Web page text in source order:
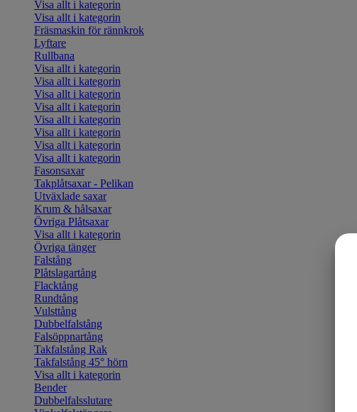
Visa allt i kategorin
Visa allt i kategorin
Fräsmaskin för rännkrok
Lyftare
Rullbana
Visa allt i kategorin
Visa allt i kategorin
Visa allt i kategorin
Visa allt i kategorin
Visa allt i kategorin
Visa allt i kategorin
Visa allt i kategorin
Visa allt i kategorin
Fasonsaxar
Takplåtsaxar - Pelikan
Utväxlade saxar
Krum & hålsaxar
Övriga Plåtsaxar
Visa allt i kategorin
Övriga tänger
Falstång
Plåtslagartång
Flacktång
Rundtång
Vulsttång
Dubbelfalstång
Falsöppnartång
Takfalstång Rak
Takfalstång 45° hörn
Visa allt i kategorin
Bender
Dubbelfalsslutare